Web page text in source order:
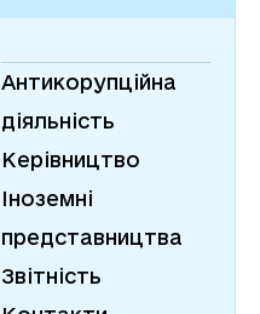
Антикорупційна
діяльність
Керівництво
Іноземні
представництва
Звітність